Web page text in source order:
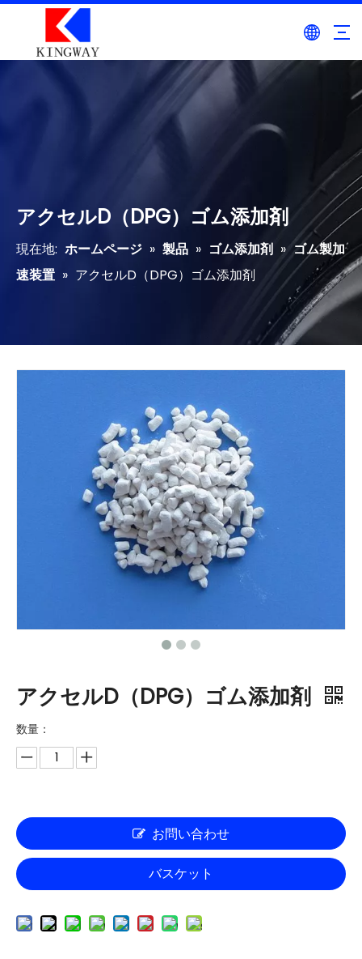
アクセルD（DPG）ゴム添加剤
現在地: ホームページ » 製品 » ゴム添加剤 » ゴム製加
速装置 » アクセルD（DPG）ゴム添加剤
アクセルD（DPG）ゴム添加剤
数量：
お問い合わせ
バスケット